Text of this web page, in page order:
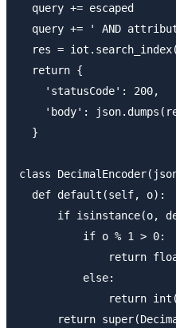
  query += escaped
query += ' AND
res =
  return {
    'statusCode': 200,
'body':
  }
class
  def default(self, o):
if isinstance(o,
          if o % 1 > 0:
return
          else:
return